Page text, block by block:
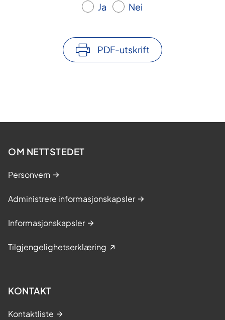
Ja Nei
PDF-utskrift
OM NETTSTEDET
Personvern
Administrere informasjonskapsler
Informasjonskapsler
Tilgjengelighetserklæring
KONTAKT
Kontaktliste